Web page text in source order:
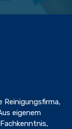
Reinigungsfirma,
eigenem